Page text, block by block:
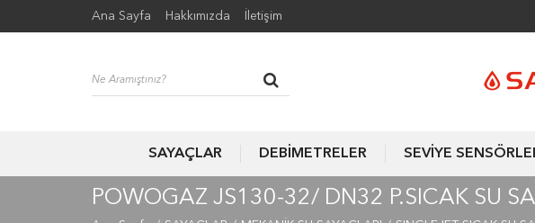
Ana Sayfa Hakkımızda İletişim
SAYAÇLAR DEBİMETRELER SEVİYE
POWOGAZ JS130-32/ DN32 P.SICAK SU